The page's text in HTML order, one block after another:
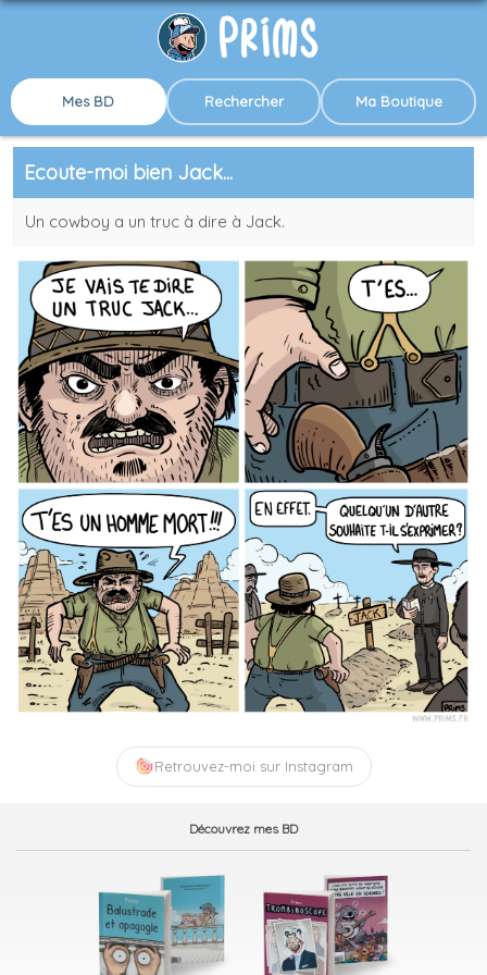
Mes BD Rechercher Ma Boutique
Ecoute-moi bien Jack...
Un cowboy a un truc à dire à Jack.
Retrouvez-moi sur Instagram
Découvrez mes BD